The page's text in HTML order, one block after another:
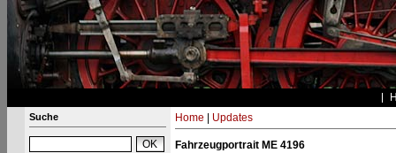
Suche Home Updates
Fahrzeugportrait ME 4196